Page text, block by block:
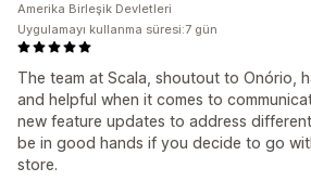
The team at Scala, shoutout to Onório,
and helpful when it comes to
new feature updates to address
be in good hands if you decide to go
store.
Amerika Birleşik Devletleri
Uygulamayı kullanma süresi:7 gün